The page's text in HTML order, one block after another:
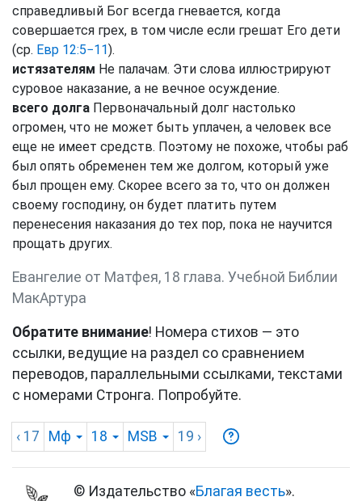
справедливый Бог всегда гневается, когда
совершается грех, в том числе если грешат Его дети
(ср. Евр 12:5−11).
истязателям Не палачам. Эти слова иллюстрируют
суровое наказание, а не вечное осуждение.
всего долга Первоначальный долг настолько
огромен, что не может быть уплачен, а человек все
еще не имеет средств. Поэтому не похоже, чтобы раб
был опять обременен тем же долгом, который уже
был прощен ему. Скорее всего за то, что он должен
своему господину, он будет платить путем
перенесения наказания до тех пор, пока не научится
прощать других.
Евангелие от Матфея, 18 глава. Учебной Библии
МакАртура
Обратите внимание! Номера стихов — это
ссылки, ведущие на раздел со сравнением
переводов, параллельными ссылками, текстами
с номерами Стронга. Попробуйте.
‹ 17 Мф 18 MSB 19 ›
© Издательство «Благая весть».